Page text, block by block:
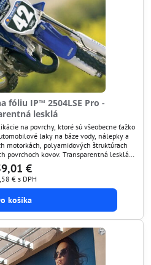
fóliu IP™ 2504LSE Pro -
lesklá
na povrchy, ktoré sú všeobecne ťažko
laky na báze vody, nálepky a
motorkách, polyamidových štruktúrach
povrchoch kovov. Transparentná lesklá
2504LSE Pro bola špeciálne vyvinutá
na povrchy s...
€
€ s DPH
košíka